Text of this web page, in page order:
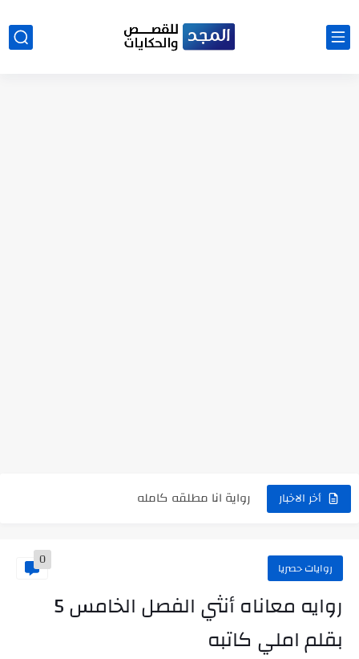
أخر الاخبار
رواية انا مطلقه كامله
رواية بنتي اللي عندها 8 سنين بعتتلي رسالة على الموبايل...
سر شراب ابني كامله
روايات حصريا 0
روايه معاناه أنثي الفصل الخامس 5
بقلم املي كاتبه